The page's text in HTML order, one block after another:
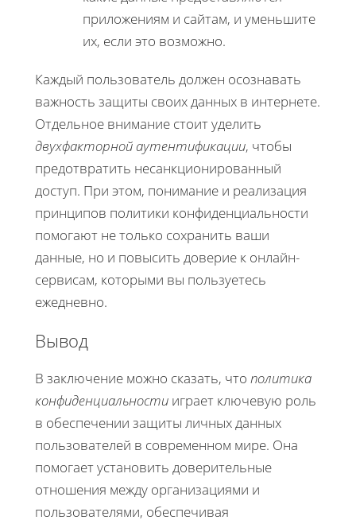
приложениям и сайтам, и уменьшите
их, если это возможно.
Каждый пользователь должен осознавать
важность защиты своих данных в интернете.
Отдельное внимание стоит уделить
двухфакторной аутентификации, чтобы
предотвратить несанкционированный
доступ. При этом, понимание и реализация
принципов политики конфиденциальности
помогают не только сохранить ваши
данные, но и повысить доверие к онлайн-
сервисам, которыми вы пользуетесь
ежедневно.
Вывод
В заключение можно сказать, что политика
конфиденциальности играет ключевую роль
в обеспечении защиты личных данных
пользователей в современном мире. Она
помогает установить доверительные
отношения между организациями и
пользователями, обеспечивая